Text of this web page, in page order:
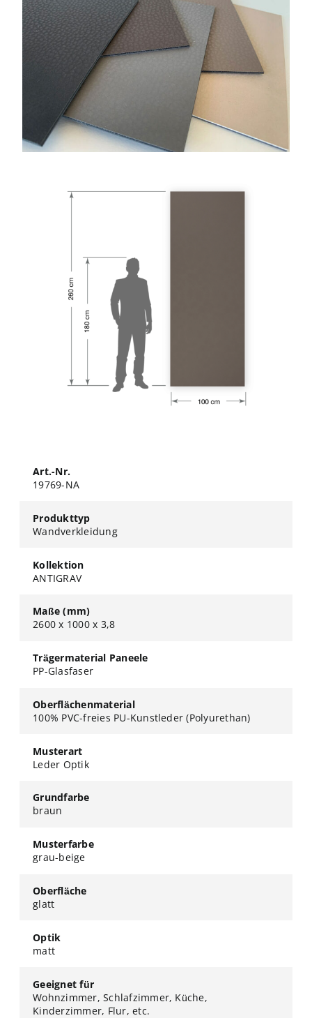
Art.-Nr.
19769-NA
Produkttyp
Wandverkleidung
Kollektion
ANTIGRAV
Maße (mm)
2600 x 1000 x 3,8
Trägermaterial Paneele
PP-Glasfaser
Oberflächenmaterial
100% PVC-freies PU-Kunstleder (Polyurethan)
Musterart
Leder Optik
Grundfarbe
braun
Musterfarbe
grau-beige
Oberfläche
glatt
Optik
matt
Geeignet für
Wohnzimmer, Schlafzimmer, Küche,
Kinderzimmer, Flur, etc.